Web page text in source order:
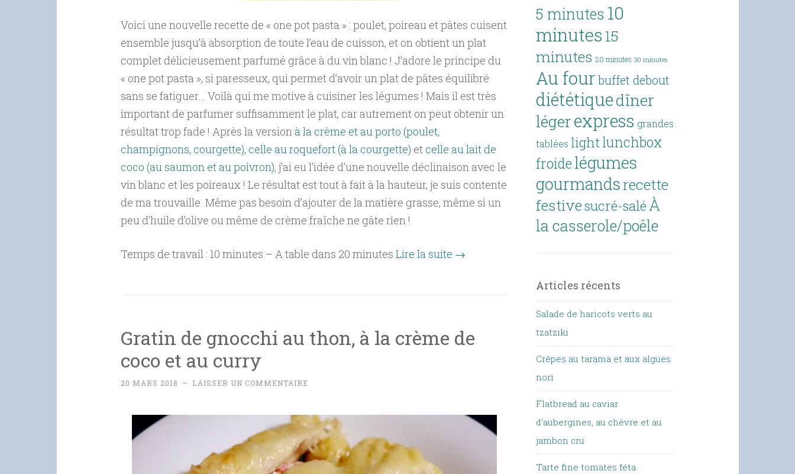
Voici une nouvelle recette de « one pot pasta » : poulet, poireau et pâtes cuisent
ensemble jusqu’à absorption de toute l’eau de cuisson, et on obtient un plat
complet délicieusement parfumé grâce à du vin blanc ! J’adore le principe du
« one pot pasta », si paresseux, qui permet d’avoir un plat de pâtes équilibré
sans se fatiguer… Voilà qui me motive à cuisiner les légumes ! Mais il est très
important de parfumer suffisamment le plat, car autrement on peut obtenir un
résultat trop fade ! Après la versionà la crème et au porto (poulet,
champignons, courgette), celle au roquefort (à la courgette) et celle au lait de
coco (au saumon et au poivron), j’ai eu l’idée d’une nouvelle déclinaison avec le
vin blanc et les poireaux ! Le résultat est tout à fait à la hauteur, je suis contente
de ma trouvaille. Même pas besoin d’ajouter de la matière grasse, même si un
peu d’huile d’olive ou même de crème fraîche ne gâte rien !
Temps de travail : 10 minutes – A table dans 20 minutes Lire la suite →
Gratin de gnocchi au thon, à la crème de
coco et au curry
20 MARS 2018 ~ LAISSER UN COMMENTAIRE
5 minutes 10
minutes15
minutes 20 minutes 30 minutes
Au four buffet debout
diététiquedîner
légerexpress grandes
tablées light lunchbox
froide légumes
gourmandsrecette
festivesucré-salé À
la casserole/poêle
Articles récents
Salade de haricots verts au
tzatziki
Crêpes au tarama et aux algues
nori
Flatbread au caviar
d’aubergines, au chèvre et au
jambon cru
Tarte fine tomates féta